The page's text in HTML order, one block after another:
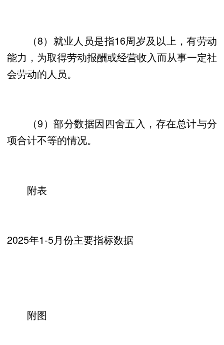
（8）就业人员是指16周岁及以上，有劳动
能力，为取得劳动报酬或经营收入而从事一定社
会劳动的人员。
（9）部分数据因四舍五入，存在总计与分
项合计不等的情况。
附表
2025年1-5月份主要指标数据
附图